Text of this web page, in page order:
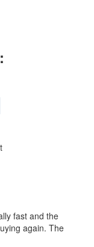
fast and the
again. The